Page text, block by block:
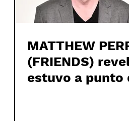
MATTHEW
(FRIENDS)
estuvo a punto